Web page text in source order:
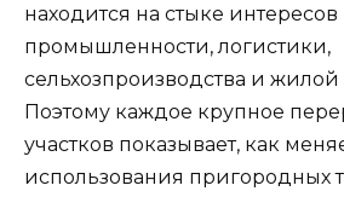
находится на стыке интересов
промышленности, логистики,
сельхозпроизводства и жилой
Поэтому каждое крупное
участков показывает, как
использования пригородных